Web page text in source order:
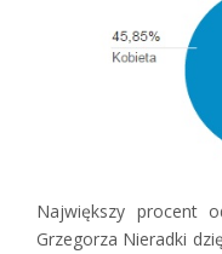
Największy procent
Grzegorza Nieradki